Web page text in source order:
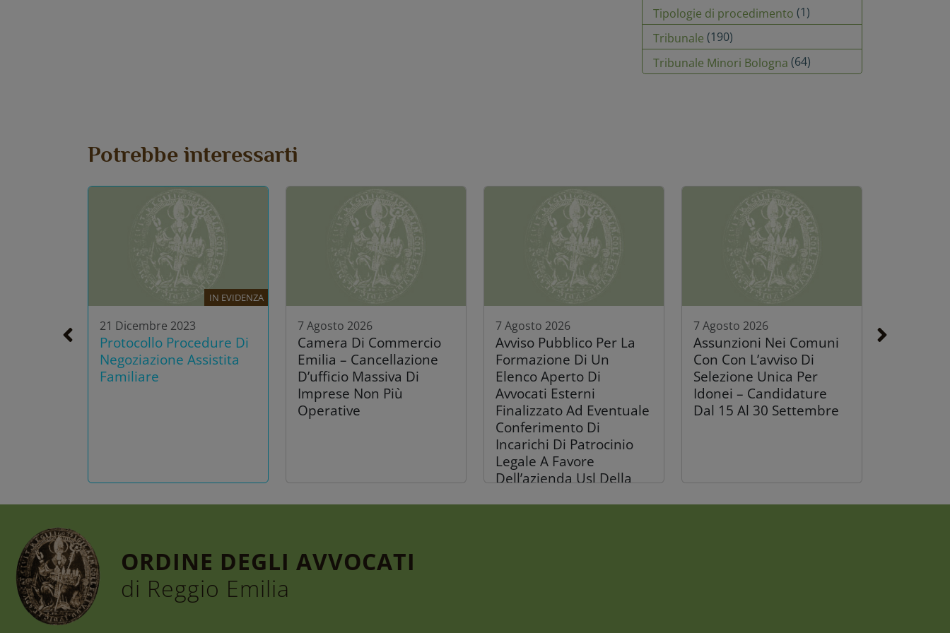
Tipologie di procedimento (1)
Tribunale (190)
Tribunale Minori Bologna (64)
Potrebbe interessarti
IN EVIDENZA
21 Dicembre 2023
Protocollo Procedure Di
Negoziazione Assistita
Familiare
7 Agosto 2026
Camera Di Commercio
Emilia – Cancellazione
D’ufficio Massiva Di
Imprese Non Più
Operative
7 Agosto 2026
Avviso Pubblico Per La
Formazione Di Un
Elenco Aperto Di
Avvocati Esterni
Finalizzato Ad Eventuale
Conferimento Di
Incarichi Di Patrocinio
Legale A Favore
Dell’azienda Usl Della
7 Agosto 2026
Assunzioni Nei Comuni
Con Con L’avviso Di
Selezione Unica Per
Idonei – Candidature
Dal 15 Al 30 Settembre
ORDINE DEGLI AVVOCATI
di Reggio Emilia